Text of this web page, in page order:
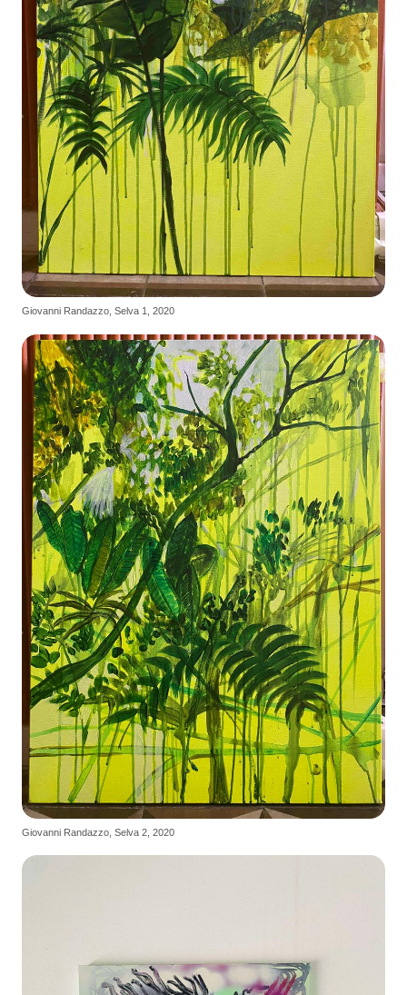
Giovanni Randazzo, Selva 1, 2020
Giovanni Randazzo, Selva 2, 2020